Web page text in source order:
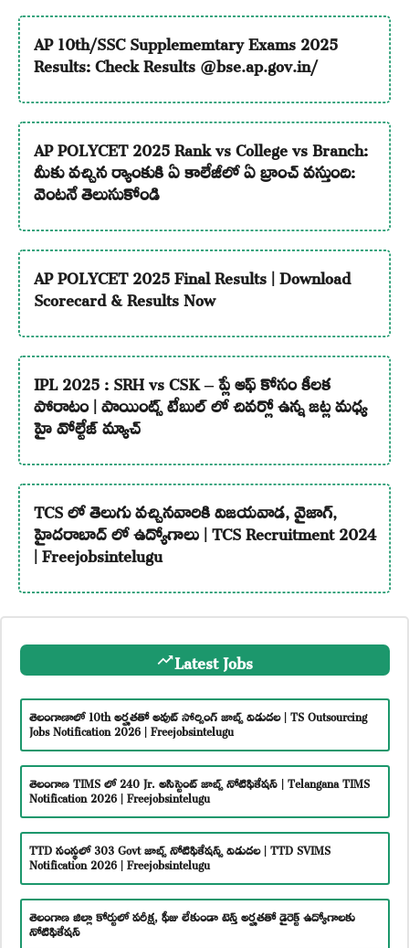
AP 10th/SSC Supplememtary Exams 2025
Results: Check Results @bse.ap.gov.in/
AP POLYCET 2025 Rank vs College vs Branch:
మీకు వచ్చిన ర్యాంకుకి ఏ కాలేజీలో ఏ బ్రాంచ్ వస్తుంది:
వెంటనే తెలుసుకోండి
AP POLYCET 2025 Final Results | Download
Scorecard & Results Now
IPL 2025 : SRH vs CSK – ప్లే ఆఫ్ కోసం కీలక
పోరాటం | పాయింట్స్ టేబుల్ లో చివర్లో ఉన్న జట్ల మధ్య
హై వోల్టేజ్ మ్యాచ్
TCS లో తెలుగు వచ్చినవారికి విజయవాడ, వైజాగ్,
హైదరాబాద్ లో ఉద్యోగాలు | TCS Recruitment 2024
| Freejobsintelugu
Latest Jobs
తెలంగాణాలో 10th అర్హతతో అవుట్ సోర్సింగ్ జాబ్స్ విడుదల | TS Outsourcing
Jobs Notification 2026 | Freejobsintelugu
తెలంగాణ TIMS లో 240 Jr. అసిస్టెంట్ జాబ్స్ నోటిఫికేషన్ | Telangana TIMS
Notification 2026 | Freejobsintelugu
TTD సంస్థలో 303 Govt జాబ్స్ నోటిఫికేషన్స్ విడుదల | TTD SVIMS
Notification 2026 | Freejobsintelugu
తెలంగాణ జిల్లా కోర్టులో పరీక్ష, ఫీజు లేకుండా టెన్త్ అర్హతతో డైరెక్ట్ ఉద్యోగాలకు
నోటిఫికేషన్